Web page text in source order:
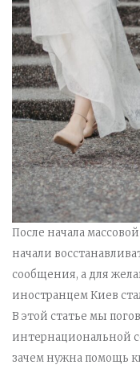
После начала
начали
сообщения, а для
иностранцем Киев
В этой статье мы
интернациональной
зачем нужна помощь